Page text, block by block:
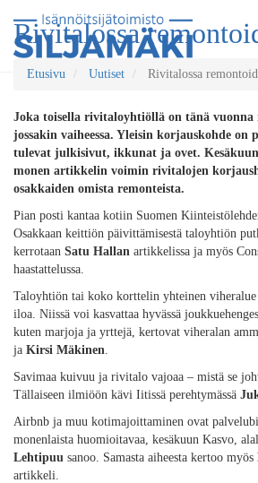
Rivitalossa
Etusivu Uutiset Rivitalossa
Joka toisella rivitaloyhtiöllä on tänä vuonna
jossakin vaiheessa. Yleisin korjauskohde on
tulevat julkisivut, ikkunat ja ovet.
monen artikkelin voimin rivitalojen
osakkaiden omista remonteista.
Pian posti kantaa kotiin Suomen
Osakkaan keittiön päivittämisestä taloyhtiön
kerrotaan Satu Hallan artikkelissa ja myös
haastattelussa.
Taloyhtiön tai koko korttelin yhteinen
iloa. Niissä voi kasvattaa hyvässä
kuten marjoja ja yrttejä, kertovat viheralan
ja Kirsi Mäkinen.
Savimaa kuivuu ja rivitalo vajoaa – mistä se
Tällaiseen ilmiöön kävi Iitissä perehtymässä
Airbnb ja muu kotimajoittaminen ovat
monenlaista huomioitavaa, kesäkuun Kasvo,
Lehtipuu sanoo. Samasta aiheesta kertoo myös
artikkeli.